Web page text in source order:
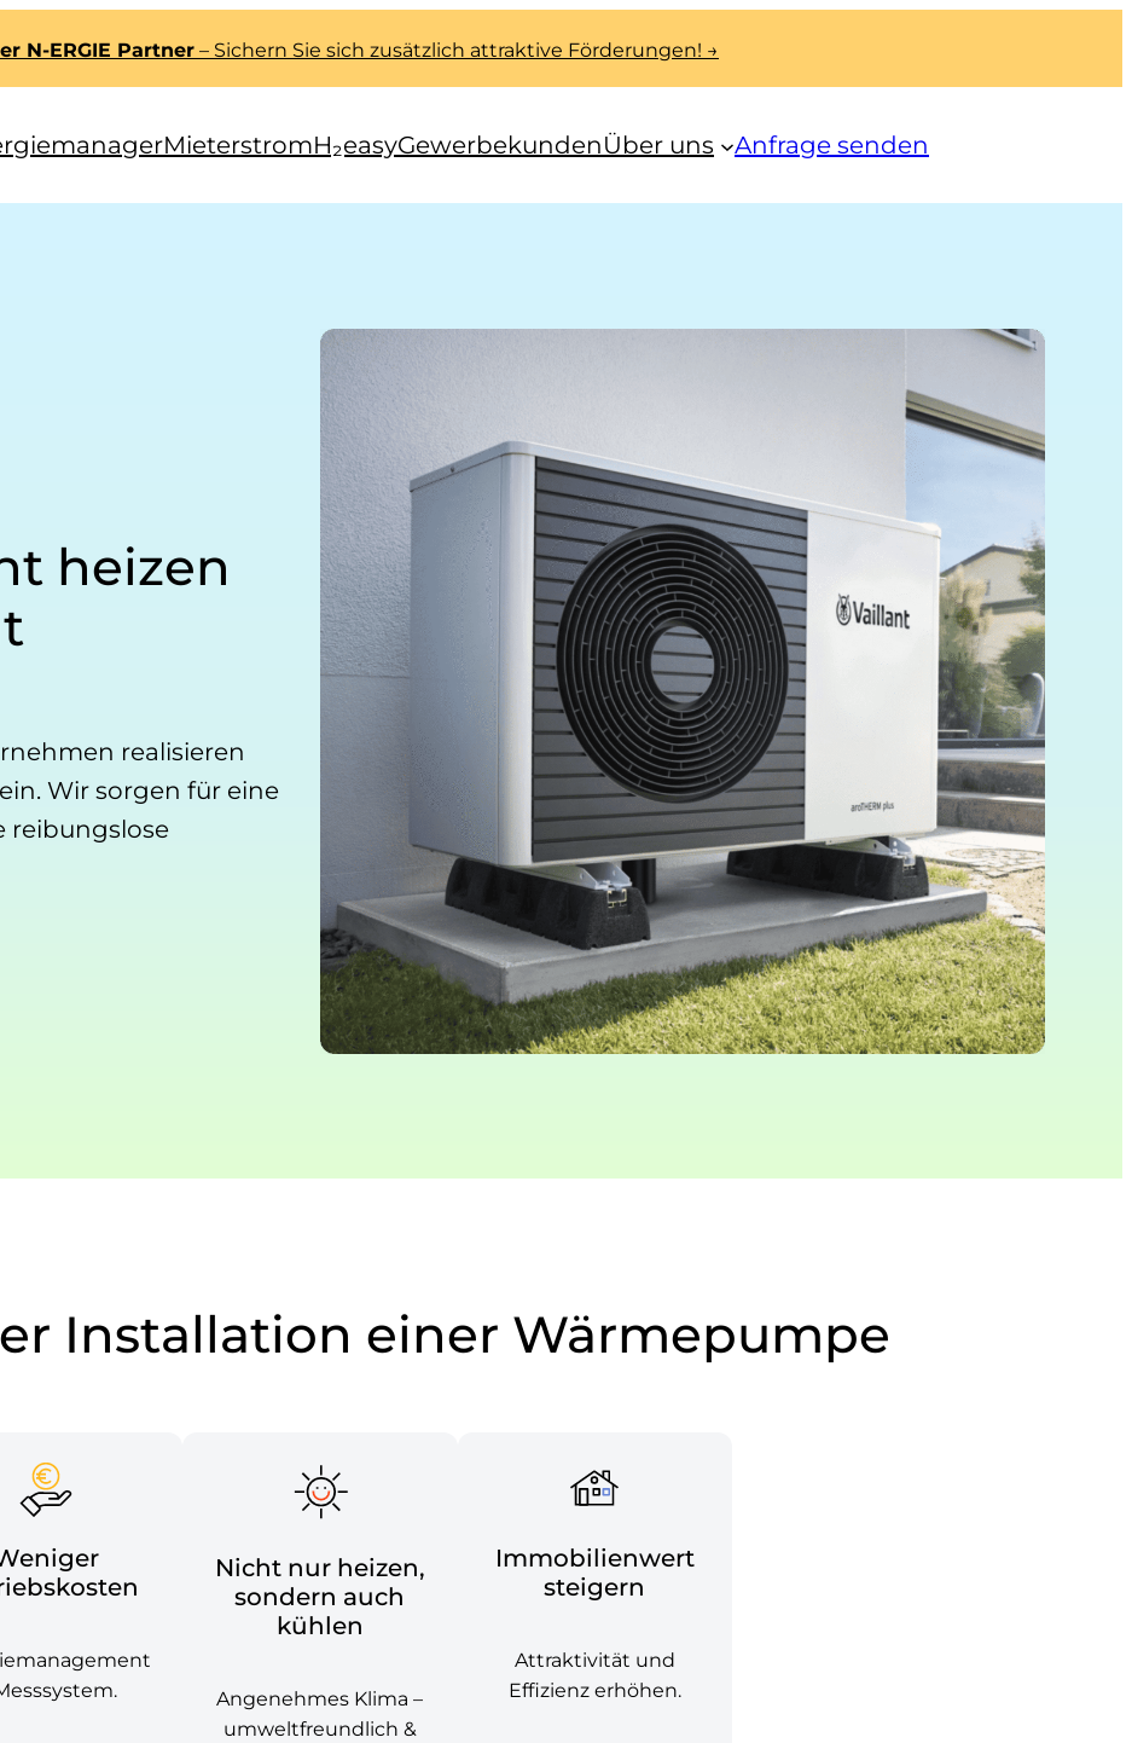
N-ERGIE Partner – Sichern Sie sich zusätzlich attraktive Förderungen! →
MieterstromH₂easyGewerbekundenÜber uns Anfrage senden
heizen
realisieren
Wir sorgen für eine
reibungslose
Installation einer Wärmepumpe
Nicht nur heizen,
sondern auch
kühlen
Angenehmes Klima –
umweltfreundlich &
Immobilienwert
steigern
Attraktivität und
Effizienz erhöhen.